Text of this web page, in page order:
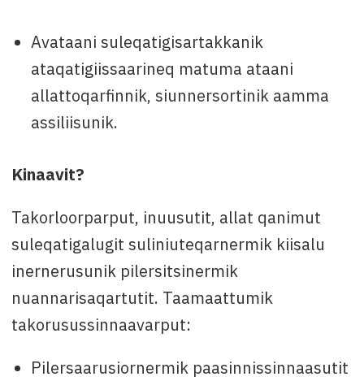
Avataani suleqatigisartakkanik
ataqatigiissaarineq matuma ataani
allattoqarfinnik, siunnersortinik aamma
assiliisunik.
Kinaavit?
Takorloorparput, inuusutit, allat qanimut
suleqatigalugit suliniuteqarnermik kiisalu
inernerusunik pilersitsinermik
nuannarisaqartutit. Taamaattumik
takorusussinnaavarput:
Pilersaarusiornermik paasinnissinnaasutit